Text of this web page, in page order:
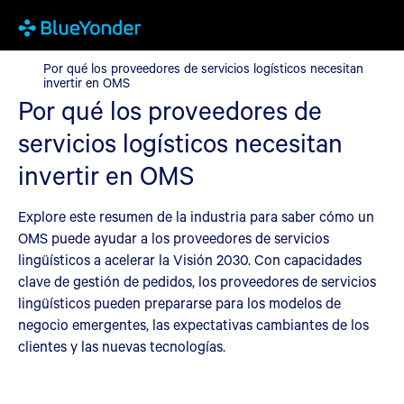
Por qué los proveedores de servicios logísticos necesitan
Por qué los proveedores de servicios logísticos necesitan
invertir en OMS
Por qué los proveedores de
servicios logísticos necesitan
invertir en OMS
Explore este resumen de la industria para saber cómo un
OMS puede ayudar a los proveedores de servicios
lingüísticos a acelerar la Visión 2030. Con capacidades
clave de gestión de pedidos, los proveedores de servicios
lingüísticos pueden prepararse para los modelos de
negocio emergentes, las expectativas cambiantes de los
clientes y las nuevas tecnologías.